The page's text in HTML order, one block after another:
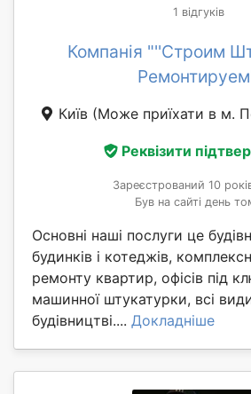
1 відгуків
Компанія "''Строим
Київ (Може приїхати в м.
Реквізити
Зареєстрований 10
Був на сайті день
Основні наші послуги це
будинків і котеджів,
ремонту квартир, офісів під
машинної штукатурки, всі
будівництві.... Докладніше